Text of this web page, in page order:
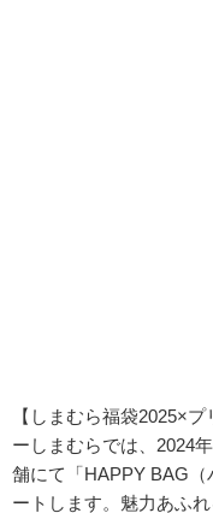
【しまむら福袋2025×
ーしまむらでは、2024
舗にて「 HAPPY BAG
ートします。魅力あふ